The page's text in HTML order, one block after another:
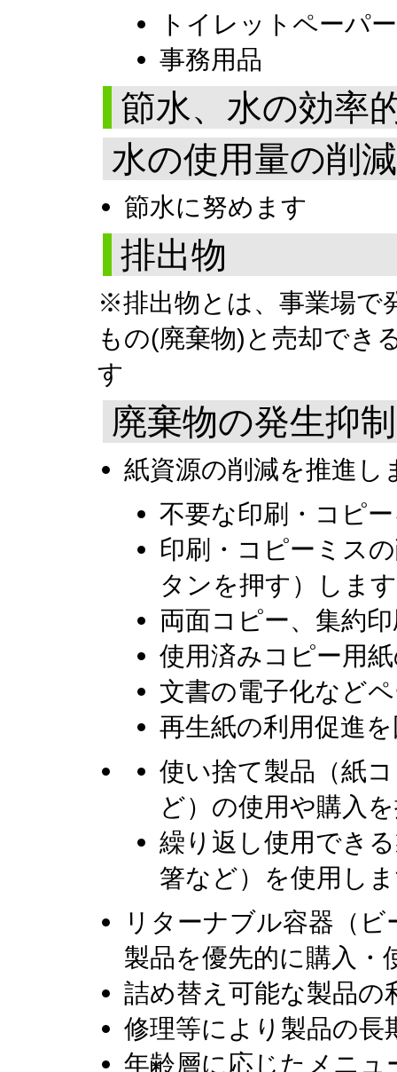
トイレットペーパー
事務用品
節水、水の効率
水の使用量の削減
節水に努めます
排出物
※排出物とは、事業場で
もの(廃棄物)と売却でき
す
廃棄物の発生抑制
紙資源の削減を推進し
不要な印刷・コピ
印刷・コピーミス
タンを押す）します
両面コピー、集約
使用済みコピー用
文書の電子化など
再生紙の利用促進
使い捨て製品（紙
ど）の使用や購入
繰り返し使用でき
箸など）を使用し
リターナブル容器（
製品を優先的に購入・
詰め替え可能な製品の
修理等により製品の長
年齢層に応じたメニ